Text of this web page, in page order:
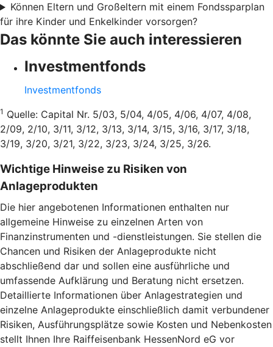
Können Eltern und Großeltern mit einem Fondssparplan
für ihre Kinder und Enkelkinder vorsorgen?
Das könnte Sie auch interessieren
Investmentfonds
Investmentfonds
1 Quelle: Capital Nr. 5/03, 5/04, 4/05, 4/06, 4/07, 4/08,
2/09, 2/10, 3/11, 3/12, 3/13, 3/14, 3/15, 3/16, 3/17, 3/18,
3/19, 3/20, 3/21, 3/22, 3/23, 3/24, 3/25, 3/26.
Wichtige Hinweise zu Risiken von
Anlageprodukten
Die hier angebotenen Informationen enthalten nur
allgemeine Hinweise zu einzelnen Arten von
Finanzinstrumenten und -dienstleistungen. Sie stellen die
Chancen und Risiken der Anlageprodukte nicht
abschließend dar und sollen eine ausführliche und
umfassende Aufklärung und Beratung nicht ersetzen.
Detaillierte Informationen über Anlagestrategien und
einzelne Anlageprodukte einschließlich damit verbundener
Risiken, Ausführungsplätze sowie Kosten und Nebenkosten
stellt Ihnen Ihre Raiffeisenbank HessenNord eG vor